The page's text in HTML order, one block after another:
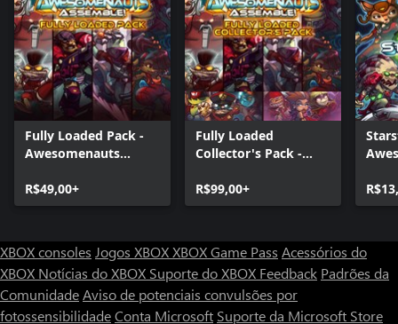
Fully Loaded Pack -
Awesomenauts
Bundle
R$49,00+
Fully Loaded
Collector's Pack -
Assemble! Game
Bundle
R$99,00+
Pack
XBOX consoles Jogos XBOXXBOX Game Pass Acessórios do
XBOX Notícias do XBOX Suporte do XBOX Feedback Padrões da
ComunidadeAviso de potenciais convulsões por
fotossensibilidadeConta Microsoft Suporte da Microsoft Store